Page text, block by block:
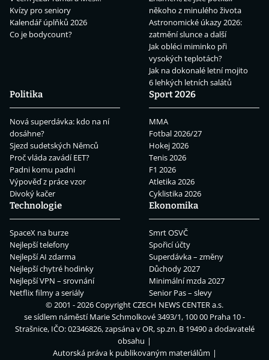
Kvízy pro seniory
Kalendář úplňků 2026
Co je bodycount?
někoho z minulého života
Astronomické úkazy 2026:
zatmění slunce a další
Jak obléci miminko při
vysokých teplotách?
Jak na dokonalé letní mojito
6 lehkých letních salátů
Politika
Nová superdávka: kdo na ní
dosáhne?
Sjezd sudetských Němců
Proč vláda zavádí EET?
Padni komu padni
Výpověď z práce vzor
Divoký kačer
Sport 2026
MMA
Fotbal 2026/27
Hokej 2026
Tenis 2026
F1 2026
Atletika 2026
Cyklistika 2026
Technologie
SpaceX na burze
Nejlepší telefony
Nejlepší AI zdarma
Nejlepší chytré hodinky
Nejlepší VPN – srovnání
Netflix filmy a seriály
Ekonomika
Smrt OSVČ
Spořicí účty
Superdávka – změny
Důchody 2027
Minimální mzda 2027
Senior Pas – slevy
© 2001 - 2026 CopyrightCZECH NEWS CENTER a.s.
se sídlem náměstí Marie Schmolkové 3493/1, 100 00 Praha 10 -
Strašnice, IČO: 02346826, zapsána v OR, sp.zn. B 19490 a dodavatelé
obsahu
Autorská práva k publikovaným materiálům